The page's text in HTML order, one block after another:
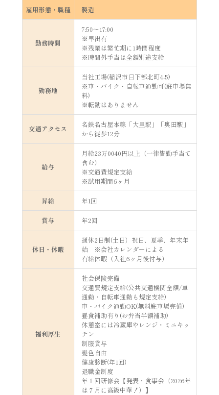
雇用形態・職種 製造
勤務時間
7:50～17:00
※早出有
※残業は繁忙期に1時間程度
※時間外手当は全額別途支給
勤務地
当社工場(稲沢市日下部北町4-5)
※車・バイク・自転車通勤可(駐車場無
料)
※転勤はありません
交通アクセス
名鉄名古屋本線「大里駅」「奥田駅」
から徒歩12分
給与
月給23万0040円以上（一律皆勤手当て
含む）
※交通費規定支給
※試用期間6ヶ月
昇給 年1回
賞与 年2回
休日・休暇
週休2日制(土日）祝日、夏季、年末年
始 ※会社カレンダーによる
有給休暇（入社6ヶ月後付与）
福利厚生
社会保険完備
交通費規定支給(公共交通機関全額/車
通勤・自転車通勤も規定支給)
車・バイク通勤OK(無料駐車場完備)
昼食補助有り(お弁当半額補助)
休憩室には冷蔵庫やレンジ・ミニキッ
チン
制服貸与
髪色自由
健康診断(年1回)
退職金制度
年１回研修会【発表・食事会（2026年
は７月に高級中華！）】